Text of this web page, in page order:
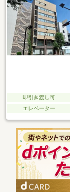
即引き渡し可
エレベーター